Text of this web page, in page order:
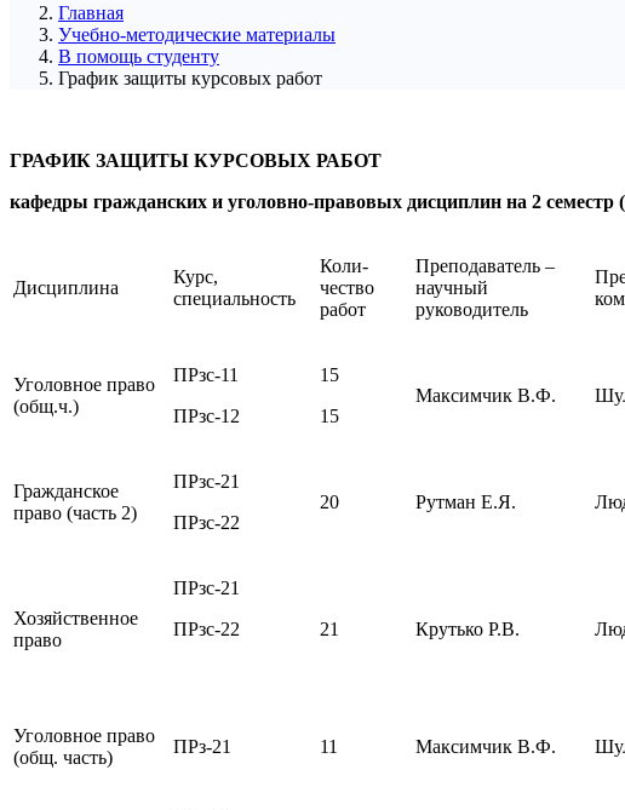
Главная
Учебно-методические материалы
В помощь студенту
График защиты курсовых работ
ГРАФИК ЗАЩИТЫ КУРСОВЫХ РАБОТ
кафедры гражданских и уголовно-правовых дисциплин на 2 семестр
Дисциплина
Курс,
специальность
Коли-
чество
работ
Преподаватель –
научный
руководитель
Уголовное право
(общ.ч.)
ПРзс-11
ПРзс-12
15
15
Максимчик В.Ф.
Гражданское
право (часть 2)
ПРзс-21
ПРзс-22
20 Рутман Е.Я.
Хозяйственное
право
ПРзс-21
ПРзс-22
21 Крутько Р.В.
Уголовное право
(общ. часть)
ПРз-21 11 Максимчик В.Ф.